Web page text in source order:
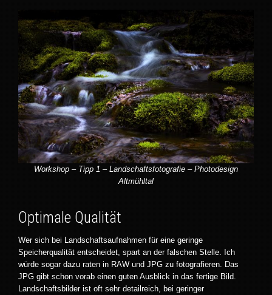
Workshop – Tipp 1 – Landschaftsfotografie – Photodesign
Altmühltal
Optimale Qualität
Wer sich bei Landschaftsaufnahmen für eine geringe
Speicherqualität entscheidet, spart an der falschen Stelle. Ich
würde sogar dazu raten in RAW und JPG zu fotografieren. Das
JPG gibt schon vorab einen guten Ausblick in das fertige Bild.
Landschaftsbilder ist oft sehr detailreich, bei geringer